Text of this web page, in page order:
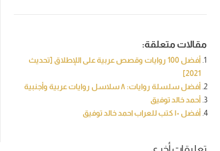
مقالات متعلقة:
أفضل 100 روايات وقصص عربية على اللإطلاق [تحديث
2021]
أفضل سلسلة روايات: ٨ سلاسل روايات عربية وأجنبية
أحمد خالد توفيق
أفضل ١٠ كتب للعراب احمد خالد توفيق